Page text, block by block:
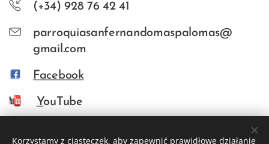
(+34) 928 76 42 41
parroquiasanfernandomaspalomas@
gmail.com
Facebook
YouTube
Korzystamy z ciasteczek, aby zapewnić prawidłowe działanie